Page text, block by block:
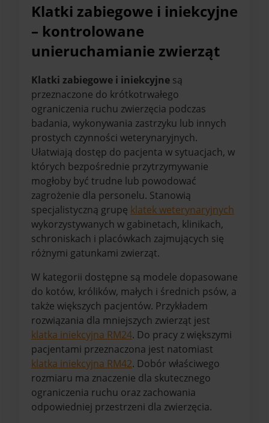
Klatki zabiegowe i iniekcyjne
– kontrolowane
unieruchamianie zwierząt
Klatki zabiegowe i iniekcyjne są
przeznaczone do krótkotrwałego
ograniczenia ruchu zwierzęcia podczas
badania, wykonywania zastrzyku lub innych
prostych czynności weterynaryjnych.
Ułatwiają dostęp do pacjenta w sytuacjach, w
których bezpośrednie przytrzymywanie
mogłoby być trudne lub powodować
zagrożenie dla personelu. Stanowią
specjalistyczną grupę klatek weterynaryjnych
wykorzystywanych w gabinetach, klinikach,
schroniskach i placówkach zajmujących się
różnymi gatunkami zwierząt.
W kategorii dostępne są modele dopasowane
do kotów, królików, małych i średnich psów, a
także większych pacjentów. Przykładem
rozwiązania dla mniejszych zwierząt jest
klatka iniekcyjna RM24. Do pracy z większymi
pacjentami przeznaczona jest natomiast
klatka iniekcyjna RM42. Dobór właściwego
rozmiaru ma znaczenie dla skutecznego
ograniczenia ruchu oraz zachowania
odpowiedniej przestrzeni dla zwierzęcia.